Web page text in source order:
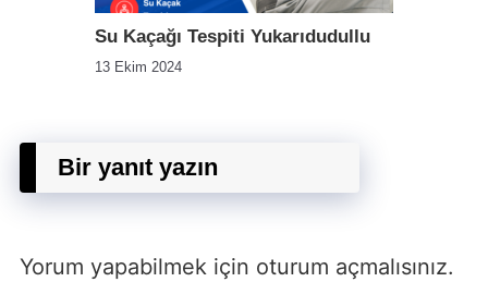
Su Kaçağı Tespiti Yukarıdudullu
13 Ekim 2024
Bir yanıt yazın
Yorum yapabilmek için oturum açmalısınız.